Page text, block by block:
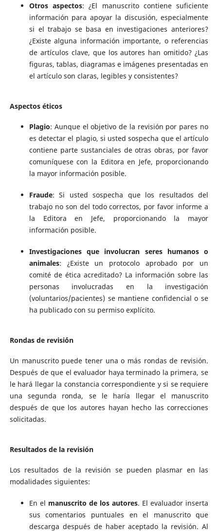
Otros aspectos: ¿El manuscrito contiene suficiente
información para apoyar la discusión, especialmente
si el trabajo se basa en investigaciones anteriores?
¿Existe alguna información importante, o referencias
de artículos clave, que los autores han omitido? ¿Las
figuras, tablas, diagramas e imágenes presentadas en
el artículo son claras, legibles y consistentes?
Aspectos éticos
Plagio: Aunque el objetivo de la revisión por pares no
es detectar el plagio, si usted sospecha que el artículo
contiene parte sustanciales de otras obras, por favor
comuníquese con la Editora en Jefe, proporcionando
la mayor información posible.
Fraude: Si usted sospecha que los resultados del
trabajo no son del todo correctos, por favor informe a
la Editora en Jefe, proporcionando la mayor
información posible.
Investigaciones que involucran seres humanos o
animales: ¿Existe un protocolo aprobado por un
comité de ética acreditado? La información sobre las
personas involucradas en la investigación
(voluntarios/pacientes) se mantiene confidencial o se
ha publicado con su permiso explícito.
Rondas de revisi´ón
Un manuscrito puede tener una o más rondas de revisión.
Después de que el evaluador haya terminado la primera, se
le hará llegar la constancia correspondiente y si se requiere
una segunda ronda, se le haría llegar el manuscrito
después de que los autores hayan hecho las correcciones
solicitadas.
Resultados de la revisión
Los resultados de la revisión se pueden plasmar en las
modalidades siguientes:
En el manuscrito de los autores. El evaluador inserta
sus comentarios puntuales en el manuscrito que
descarga después de haber aceptado la revisión. Al